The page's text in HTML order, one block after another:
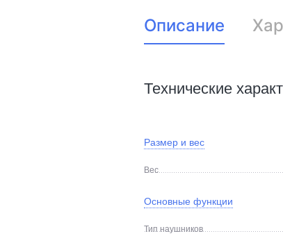
Описание
Технические
Размер и вес
Вес
Основные функции
Тип наушников